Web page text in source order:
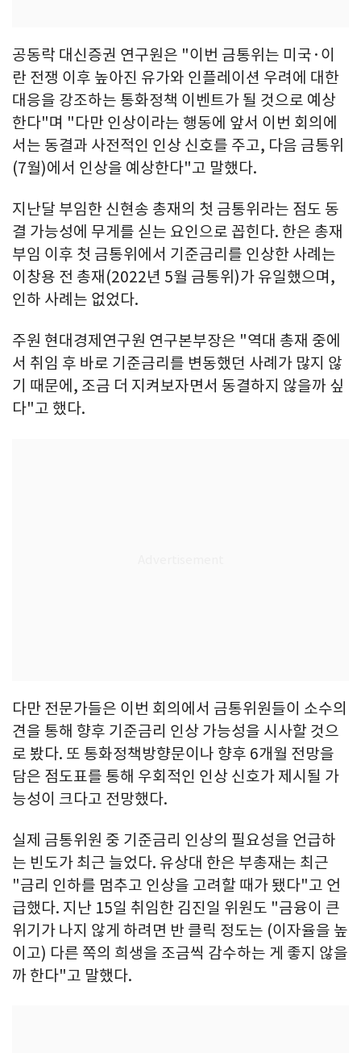
공동락 대신증권 연구원은 "이번 금통위는 미국·이
란 전쟁 이후 높아진 유가와 인플레이션 우려에 대한
대응을 강조하는 통화정책 이벤트가 될 것으로 예상
한다"며 "다만 인상이라는 행동에 앞서 이번 회의에
서는 동결과 사전적인 인상 신호를 주고, 다음 금통위
(7월)에서 인상을 예상한다"고 말했다.
지난달 부임한 신현송 총재의 첫 금통위라는 점도 동
결 가능성에 무게를 싣는 요인으로 꼽힌다. 한은 총재
부임 이후 첫 금통위에서 기준금리를 인상한 사례는
이창용 전 총재(2022년 5월 금통위)가 유일했으며,
인하 사례는 없었다.
주원 현대경제연구원 연구본부장은 "역대 총재 중에
서 취임 후 바로 기준금리를 변동했던 사례가 많지 않
기 때문에, 조금 더 지켜보자면서 동결하지 않을까 싶
다"고 했다.
다만 전문가들은 이번 회의에서 금통위원들이 소수의
견을 통해 향후 기준금리 인상 가능성을 시사할 것으
로 봤다. 또 통화정책방향문이나 향후 6개월 전망을
담은 점도표를 통해 우회적인 인상 신호가 제시될 가
능성이 크다고 전망했다.
실제 금통위원 중 기준금리 인상의 필요성을 언급하
는 빈도가 최근 늘었다. 유상대 한은 부총재는 최근
"금리 인하를 멈추고 인상을 고려할 때가 됐다"고 언
급했다. 지난 15일 취임한 김진일 위원도 "금융이 큰
위기가 나지 않게 하려면 반 클릭 정도는 (이자율을 높
이고) 다른 쪽의 희생을 조금씩 감수하는 게 좋지 않을
까 한다"고 말했다.